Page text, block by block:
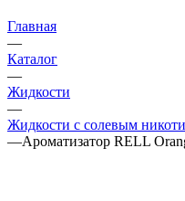
Главная
—
Каталог
—
Жидкости
—
Жидкости с солевым
—Ароматизатор RELL